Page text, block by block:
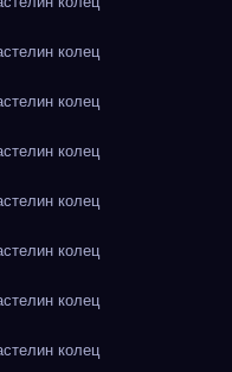
колец
колец
колец
колец
колец
колец
колец